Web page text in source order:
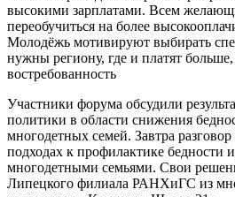
высокими зарплатами. Всем
переобучиться на более
Молодёжь мотивируют выбирать
нужны региону, где и платят
востребованность
Участники форума обсудили
политики в области снижения
многодетных семей. Завтра
подходах к профилактике бедности
многодетными семьями. Свои
Липецкого филиала РАНХиГС из